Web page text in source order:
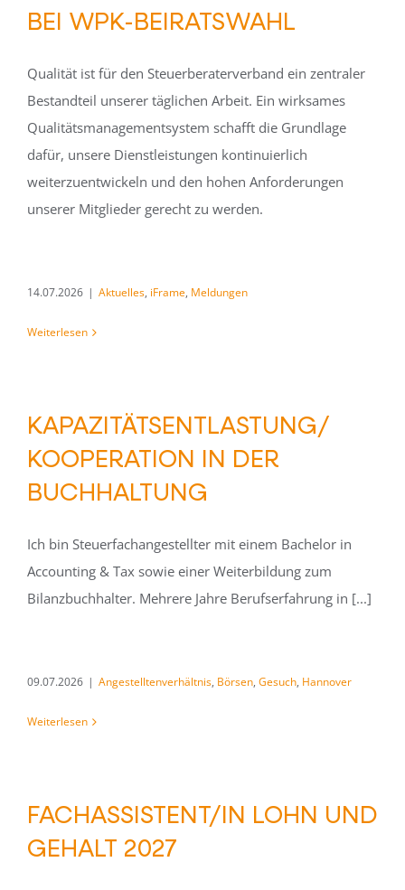
BEI WPK-BEIRATSWAHL
Qualität ist für den Steuerberaterverband ein zentraler
Bestandteil unserer täglichen Arbeit. Ein wirksames
Qualitätsmanagementsystem schafft die Grundlage
dafür, unsere Dienstleistungen kontinuierlich
weiterzuentwickeln und den hohen Anforderungen
unserer Mitglieder gerecht zu werden.
14.07.2026 | Aktuelles, iFrame, Meldungen
Weiterlesen
KAPAZITÄTSENTLASTUNG/
KOOPERATION IN DER
BUCHHALTUNG
Ich bin Steuerfachangestellter mit einem Bachelor in
Accounting & Tax sowie einer Weiterbildung zum
Bilanzbuchhalter. Mehrere Jahre Berufserfahrung in [...]
09.07.2026 | Angestelltenverhältnis, Börsen, Gesuch, Hannover
Weiterlesen
FACHASSISTENT/IN LOHN UND
GEHALT 2027